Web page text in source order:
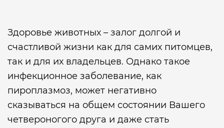
Здоровье животных – залог долгой и
счастливой жизни как для самих питомцев,
так и для их владельцев. Однако такое
инфекционное заболевание, как
пироплазмоз, может негативно
сказываться на общем состоянии Вашего
четвероногого друга и даже стать